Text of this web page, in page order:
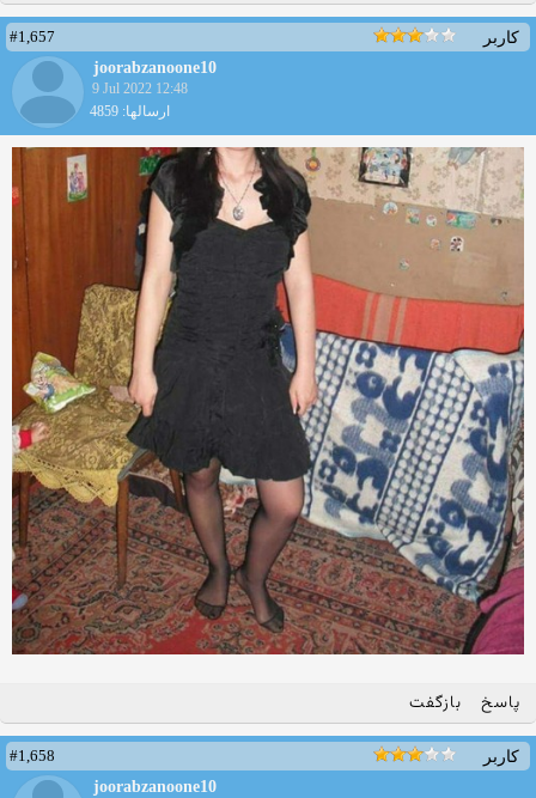
کاربر
#1,657
joorabzanoone10
9 Jul 2022 12:48
ارسالها: 4859
پاسخ بازگفت
کاربر
#1,658
joorabzanoone10